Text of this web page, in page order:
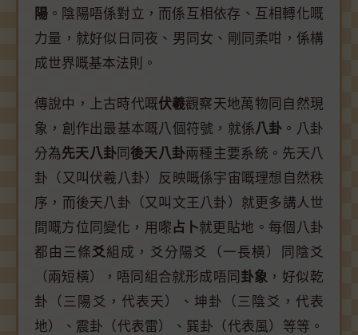
陽 。陰陽唔係對立，而係互相依存、互相轉化嘅
力量，就好似日同夜、男同女、剛同柔咁，係構
成世界嘅基本法則。
傳說中，上古時代嘅伏羲觀察天地萬物同自然現
象，創作出最基本嘅八個符號，就係八卦 。八卦
分為先天八卦 同 後天八卦兩種主要系統。先天八
卦（又叫伏羲八卦）反映嘅係宇宙嘅理想自然秩
序，而後天八卦（又叫文王八卦）就更多講人世
間嘅方位同變化，用嚟占卜就更貼地。每個八卦
都由三條爻組成，爻分陽爻（一長橫）同陰爻
（兩短橫），唔同組合就形成唔同 卦象 ，好似乾
卦（三陽爻，代表天）、坤卦（三陰爻，代表
地）、震卦（代表雷）、巽卦（代表風）等等。